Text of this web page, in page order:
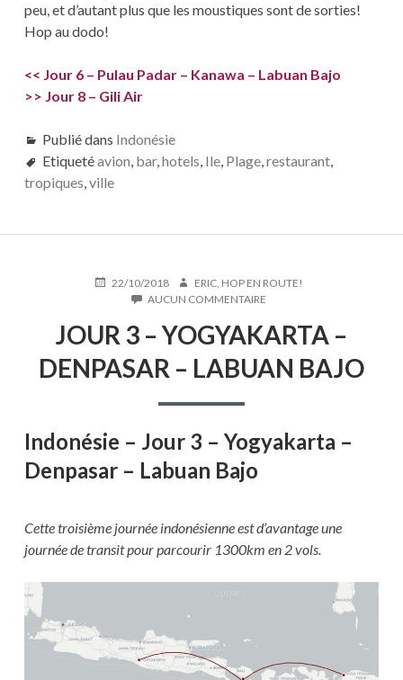
peu, et d’autant plus que les moustiques sont de sorties!
Hop au dodo!
<< Jour 6 – Pulau Padar – Kanawa – Labuan Bajo
>> Jour 8 – Gili Air
Publié dans Indonésie
Etiquetéavion, bar,hotels, Ile, Plage,restaurant,
tropiques,ville
PUBLIÉ22/10/2018 AUTEUR
ERIC, HOP EN ROUTE!
AUCUN COMMENTAIRE
3
–
YOGYAKARTA
–
BAJO
JOUR 3 – YOGYAKARTA –
DENPASAR – LABUAN BAJO
Indonésie – Jour 3 – Yogyakarta –
Denpasar – Labuan Bajo
Cette troisième journée indonésienne est d’avantage une
journée de transit pour parcourir 1300km en 2 vols.